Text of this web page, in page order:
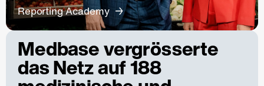
Reporting Academy
Medbase vergrösserte
das Netz auf 188